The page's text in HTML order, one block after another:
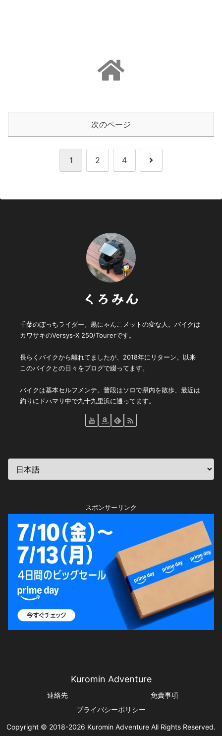
次のページ
1 2 4 次
くろみん
千葉のぼっちライダー。黒にゃんこメットの変な人。バイクは
カワサキのVersys-X 250/Tourerです。
長らくバイクから離れてましたが、2018年にリターン。以来
このバイクとの日々をブログで綴ってます。
バイクは基本セルフメンテ。普段はソロで県内を散歩、最近は
釣りにドハマリ中で九十九里浜に通ってます。
スポンサーリンク
Kuromin Adventure
連絡先
免責事項
プライバシーポリシー
Copyright © 2018-2026 Kuromin Adventure All Rights Reserved.